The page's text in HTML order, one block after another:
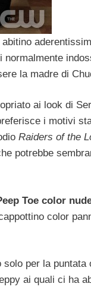
normalmente
la madre di
ai look di
i motivi
Raiders of the
potrebbe
Toe color
color
solo per la puntata
ai quali ci ha